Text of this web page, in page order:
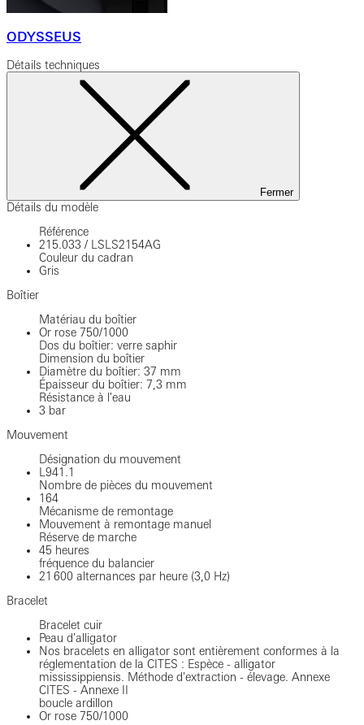
ODYSSEUS
Détails techniques
Fermer
Détails du modèle
Référence
215.033 /
LSLS2154AG
Couleur du cadran
Gris
Boîtier
Matériau du boîtier
Or rose 750/1000
Dos du boîtier: verre saphir
Dimension du boîtier
Diamètre du boîtier: 37 mm
Épaisseur du boîtier: 7,3 mm
Résistance à l'eau
3 bar
Mouvement
Désignation du mouvement
L941.1
Nombre de pièces du mouvement
164
Mécanisme de remontage
Mouvement à remontage manuel
Réserve de marche
45 heures
fréquence du balancier
21 600 alternances par heure (3,0 Hz)
Bracelet
Bracelet cuir
Peau d'alligator
Nos bracelets en alligator sont entièrement conformes à la
réglementation de la CITES : Espèce - alligator
mississippiensis. Méthode d'extraction - élevage. Annexe
CITES - Annexe II
boucle ardillon
Or rose 750/1000